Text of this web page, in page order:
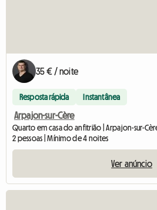
35 € / noite
Resposta rápida Instantânea
Arpajon-sur-Cère
Quarto em casa do anfitrião | Arpajon-sur-Cère
2 pessoas | Mínimo de 4 noites
Ver anúncio